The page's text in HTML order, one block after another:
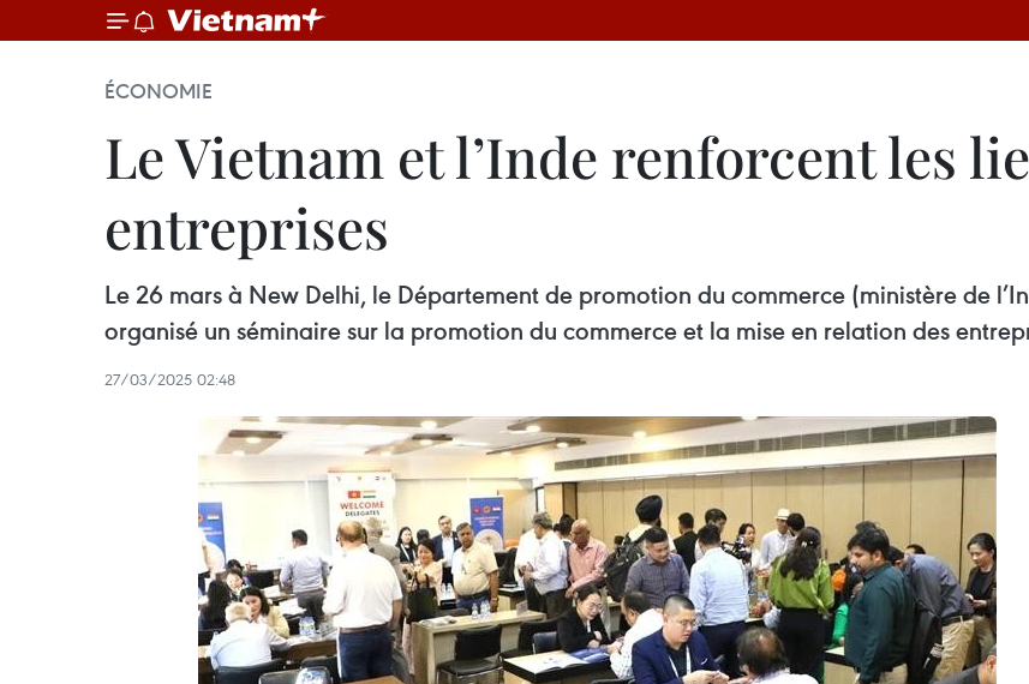
ÉCONOMIE
Le Vietnam et l’Inde renforcent les
entreprises
Le 26 mars à New Delhi, le Département de promotion du commerce (ministère de
organisé un séminaire sur la promotion du commerce et la mise en relation des
27/03/2025 02:48